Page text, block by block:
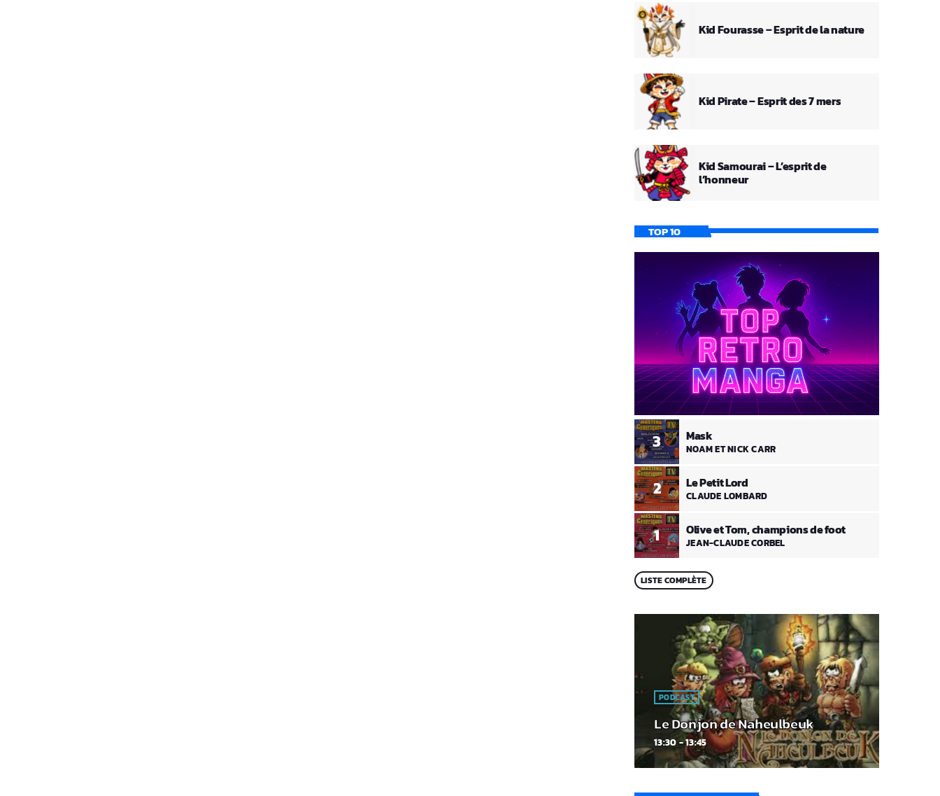
Kid Fourasse – Esprit de la nature
Kid Pirate – Esprit des 7 mers
Kid Samourai – L’esprit de
l’honneur
TOP 10
1 Olive et Tom, champions de foot
JEAN-CLAUDE CORBEL
2 Le Petit Lord
CLAUDE LOMBARD
3 Mask
NOAM ET NICK CARR
LISTE COMPLÈTE
PODCAST
Le Donjon de Naheulbeuk
13:30 - 13:45